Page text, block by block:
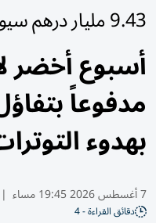
9.43 مليار درهم سيولة 5 جلسات
أسبوع أخضر
مدفوعاً
بهدوء
7 أغسطس 2026 19:45 مساء |
دقائق القراءة - 4